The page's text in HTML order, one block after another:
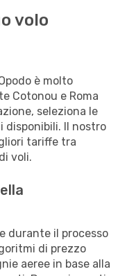
volo
è molto
Cotonou e Roma
seleziona le
disponibili. Il nostro
tariffe tra
voli.
durante il processo
di prezzo
aeree in base alla